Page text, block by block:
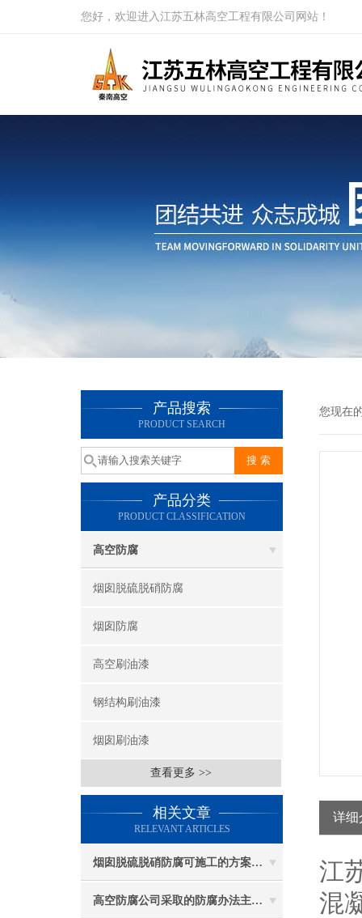
您好，欢迎进入江苏五林高空工程有限公司网站！
产品搜索
PRODUCT SEARCH
产品分类
PRODUCT CLASSIFICATION
高空防腐
烟囱脱硫脱硝防腐
烟囱防腐
高空刷油漆
钢结构刷油漆
烟囱刷油漆
查看更多 >>
相关文章
RELEVANT ARTICLES
烟囱脱硫脱硝防腐可施工的方案都有哪些？
高空防腐公司采取的防腐办法主要有哪些？
您现在
详细
江
混